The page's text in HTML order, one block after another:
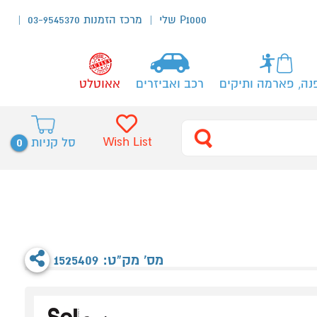
P1000 שלי מרכז הזמנות 03-9545370
פארמה ותיקים רכב ואביזרים אאוטלט
סל קניות 0 Wish List
מס' מק"ט: 1525409